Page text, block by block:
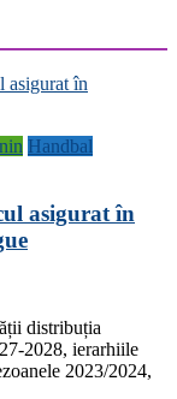
Handbal
asigurat în
distribuția
2028, ierarhiile
2023/2024,